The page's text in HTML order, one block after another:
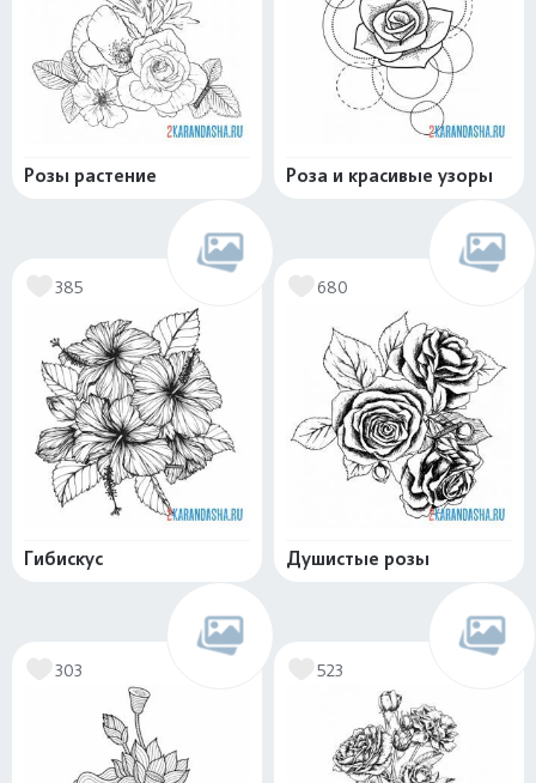
Розы растение Роза и красивые узоры
385
Гибискус
680
Душистые розы
303 523